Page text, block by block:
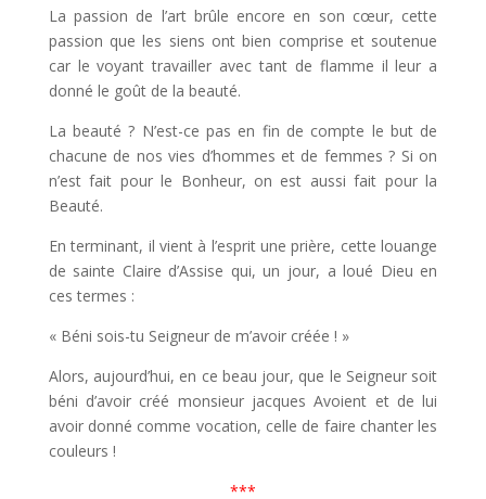
La passion de l’art brûle encore en son cœur, cette
passion que les siens ont bien comprise et soutenue
car le voyant travailler avec tant de flamme il leur a
donné le goût de la beauté.
La beauté ? N’est-ce pas en fin de compte le but de
chacune de nos vies d’hommes et de femmes ? Si on
n’est fait pour le Bonheur, on est aussi fait pour la
Beauté.
En terminant, il vient à l’esprit une prière, cette louange
de sainte Claire d’Assise qui, un jour, a loué Dieu en
ces termes :
« Béni sois-tu Seigneur de m’avoir créée ! »
Alors, aujourd’hui, en ce beau jour, que le Seigneur soit
béni d’avoir créé monsieur jacques Avoient et de lui
avoir donné comme vocation, celle de faire chanter les
couleurs !
***